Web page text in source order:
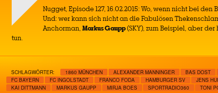
Nugget, Episode 127, 16.02.2015: Wo, wenn nicht bei
Und: wer kann sich nicht an die Fabulösen
Anchorman, Markus Gaupp(SKY), zum Beispiel, aber
tun.
SCHLAGWÖRTER: 1860 MÜNCHEN ALEXANDER MANNINGER
BAS DOST
FC BAYERN
FC INGOLSTADT FRANCO FODA HAMBURGER SV
JENS
KAI DITTMANN
MARKUS GAUPP MIRJA BOES SPORTRADIO360 TONI